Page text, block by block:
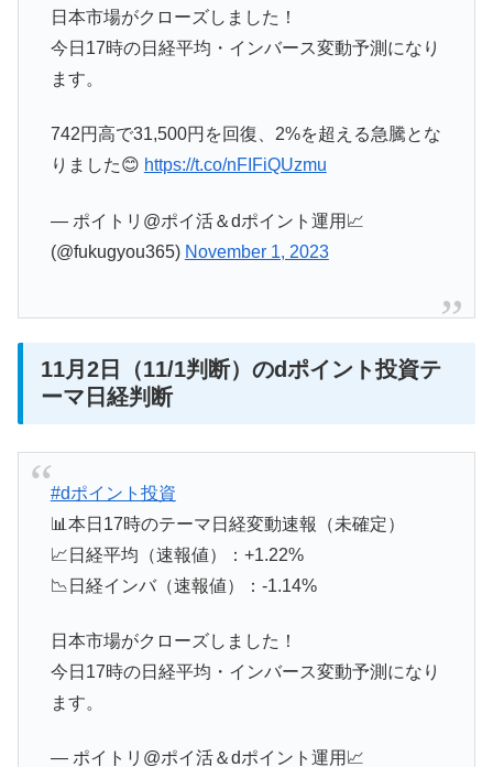
日本市場がクローズしました！
今日17時の日経平均・インバース変動予測になり
ます。
742円高で31,500円を回復、2%を超える急騰とな
りました😊 https://t.co/nFIFiQUzmu
— ポイトリ@ポイ活＆dポイント運用📈
(@fukugyou365) November 1, 2023
11月2日（11/1判断）のdポイント投資テ
ーマ日経判断
#dポイント投資
📊本日17時のテーマ日経変動速報（未確定）
📈日経平均（速報値）：+1.22%
📉日経インバ（速報値）：-1.14%
日本市場がクローズしました！
今日17時の日経平均・インバース変動予測になり
ます。
— ポイトリ@ポイ活＆dポイント運用📈